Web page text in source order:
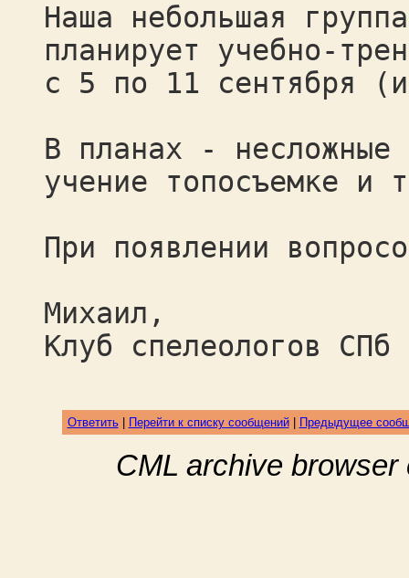
Наша небольшая
планирует учебно-
с 5 по 11 сентября
В планах - несложные
учение топосъемке и
При появлении
Михаил,
Клуб спелеологов СПб
Ответить| Перейти к списку сообщений| Предыдущее
CML archive